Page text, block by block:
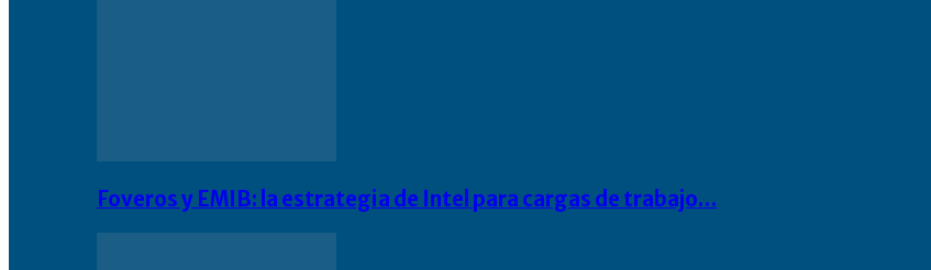
Foveros y EMIB: la estrategia de Intel para cargas de trabajo…